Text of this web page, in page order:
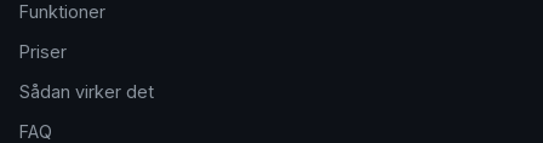
Funktioner
Priser
Sådan virker det
FAQ